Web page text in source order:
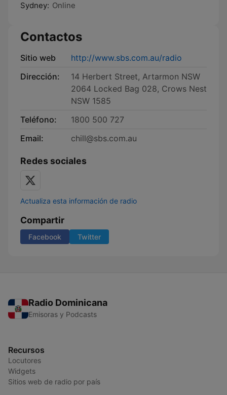
Sydney: Online
Contactos
Sitio web
http://www.sbs.com.au/radio
Dirección:
14 Herbert Street, Artarmon NSW
2064 Locked Bag 028, Crows Nest
NSW 1585
Teléfono:
1800 500 727
Email:
chill@sbs.com.au
Redes sociales
Actualiza esta información de radio
Compartir
Facebook Twitter
Radio Dominicana
Emisoras y Podcasts
Recursos
Locutores
Widgets
Sitios web de radio por país